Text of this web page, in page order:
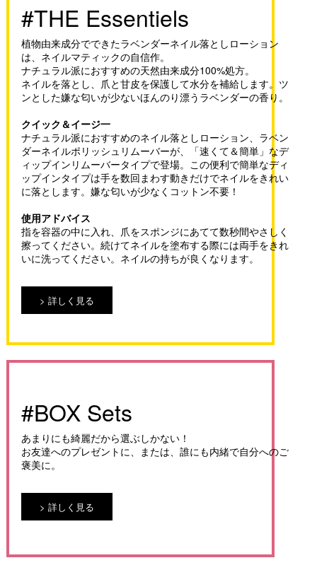
#THE Essentiels
植物由来成分でできたラベンダーネイル落としローション
は、ネイルマティックの自信作。
ナチュラル派におすすめの天然由来成分100%処方。
ネイルを落とし、爪と甘皮を保護して水分を補給します。ツ
ンとした嫌な匂いが少ないほんのり漂うラベンダーの香り。
クイック＆イージ一
ナチュラル派におすすめのネイル落としローション、ラベン
ダーネイルポリッシュリムーバーが、「速くて＆簡単」なデ
ィップインリムーバータイプで登場。この便利で簡単なディ
ップインタイプは手を数回まわす動きだけでネイルをきれい
に落とします。嫌な匂いが少なくコットン不要！
使用アドバイス
指を容器の中に入れ、爪をスポンジにあてて数秒間やさしく
擦ってください。続けてネイルを塗布する際には両手をきれ
いに洗ってください。ネイルの持ちが良くなります。
詳しく見る
#BOX Sets
あまりにも綺麗だから選ぶしかない！
お友達へのプレゼントに、または、誰にも内緒で自分へのご
褒美に。
詳しく見る